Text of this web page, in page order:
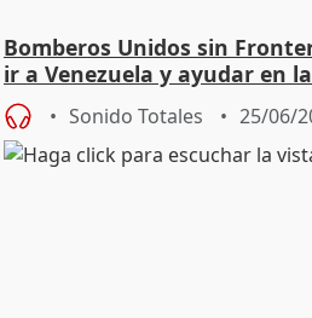
Bomberos Unidos sin
ir a Venezuela y ayudar en
Sonido Totales 25/06/